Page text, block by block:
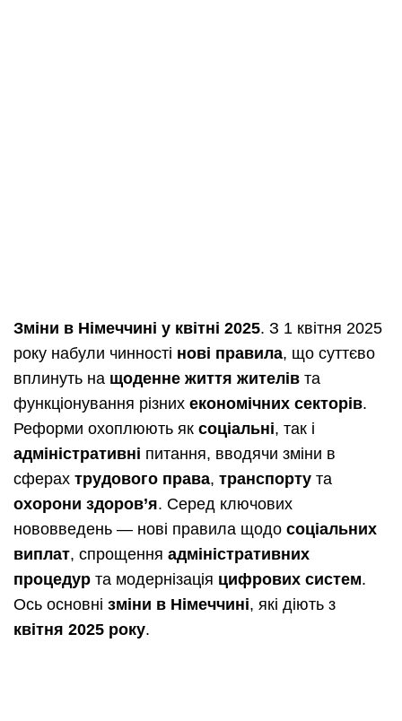
Зміни в Німеччині у квітні 2025. З 1 квітня 2025
року набули чинності нові правила, що суттєво
вплинуть на щоденне життя жителів та
функціонування різних економічних секторів.
Реформи охоплюють як соціальні, так і
адміністративні питання, вводячи зміни в
сферах трудового права, транспорту та
охорони здоров’я. Серед ключових
нововведень — нові правила щодо соціальних
виплат, спрощення адміністративних
процедур та модернізація цифрових систем.
Ось основні зміни в Німеччині, які діють з
квітня 2025 року.